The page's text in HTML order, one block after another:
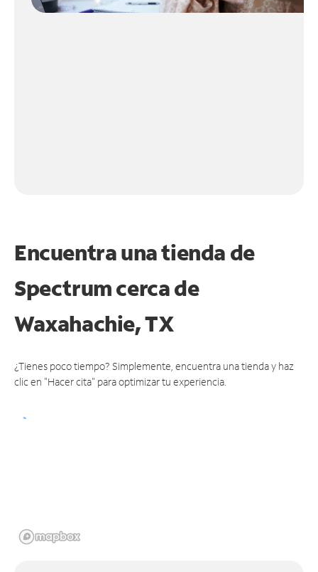
Encuentra una tienda de
Spectrumcerca de
Waxahachie, TX
¿Tienes poco tiempo? Simplemente, encuentra una tienda y haz
clic en "Hacer cita" para optimizar tu experiencia.